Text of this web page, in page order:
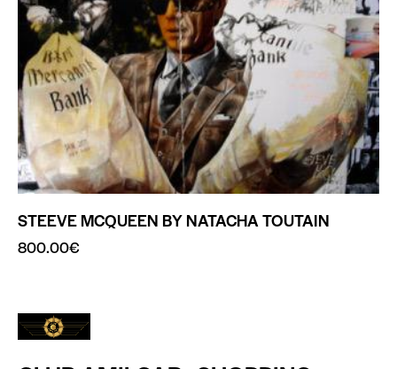
STEEVE MCQUEEN BY NATACHA TOUTAIN
800.00€